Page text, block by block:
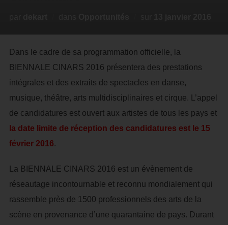
Dans le cadre de sa programmation officielle, la
BIENNALE CINARS 2016 présentera des prestations
intégrales et des extraits de spectacles en danse,
musique, théâtre, arts multidisciplinaires et cirque. L’appel
de candidatures est ouvert aux artistes de tous les pays et
la date limite de réception des candidatures est le 15
février 2016.
La BIENNALE CINARS 2016 est un évènement de
réseautage incontournable et reconnu mondialement qui
rassemble près de 1500 professionnels des arts de la
scène en provenance d’une quarantaine de pays. Durant